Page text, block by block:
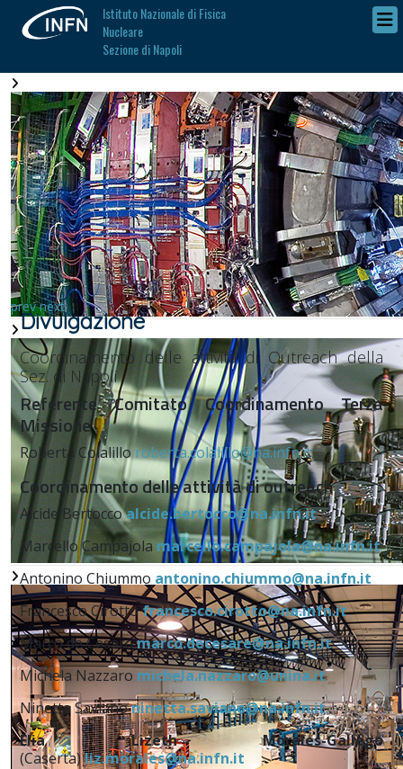
Istituto Nazionale di Fisica
Nucleare
Sezione di Napoli
prev next
Divulgazione
Coordinamento delle attività di Outreach della
Sez. di Napoli
Referente Comitato Coordinamento Terza
Missione
Roberta Colalilloroberta.colalillo@na.infn.it
Coordinamento delle attività di outreach
Alcide Bertoccoalcide.bertocco@na.infn.it
Marcello Campajola marcello.campajola@na.infn.it
Antonino Chiummo antonino.chiummo@na.infn.it
Francesco Cirottofrancesco.cirotto@na.infn.it
Marco de Cesaremarco.decesare@na.infn.it
Michela Nazzaro michela.nazzaro@unina.it
Ninetta Savianoninetta.saviano@na.infn.it
Elia Lizeth Morales-Gallego
(Caserta)liz.morales@na.infn.it